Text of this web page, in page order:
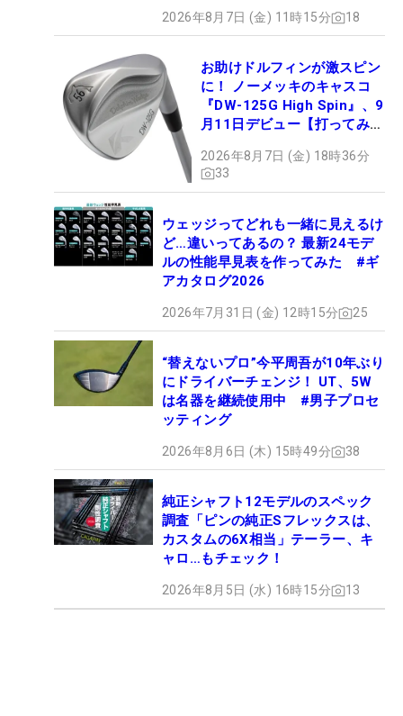
2026年8月7日 (金) 11時15分 18
お助けドルフィンが激スピン
に！ ノーメッキのキャスコ
『DW-125G High Spin』、9
月11日デビュー【打ってみ
2026年8月7日 (金) 18時36分
33
ウェッジってどれも一緒に見えるけ
ど…違いってあるの？ 最新24モデ
ルの性能早見表を作ってみた #ギ
アカタログ2026
2026年7月31日 (金) 12時15分 25
“替えないプロ”今平周吾が10年ぶり
にドライバーチェンジ！ UT、5W
は名器を継続使用中 #男子プロセ
ッティング
2026年8月6日 (木) 15時49分 38
純正シャフト12モデルのスペック
調査「ピンの純正Sフレックスは、
カスタムの6X相当」テーラー、キ
ャロ…もチェック！
2026年8月5日 (水) 16時15分 13